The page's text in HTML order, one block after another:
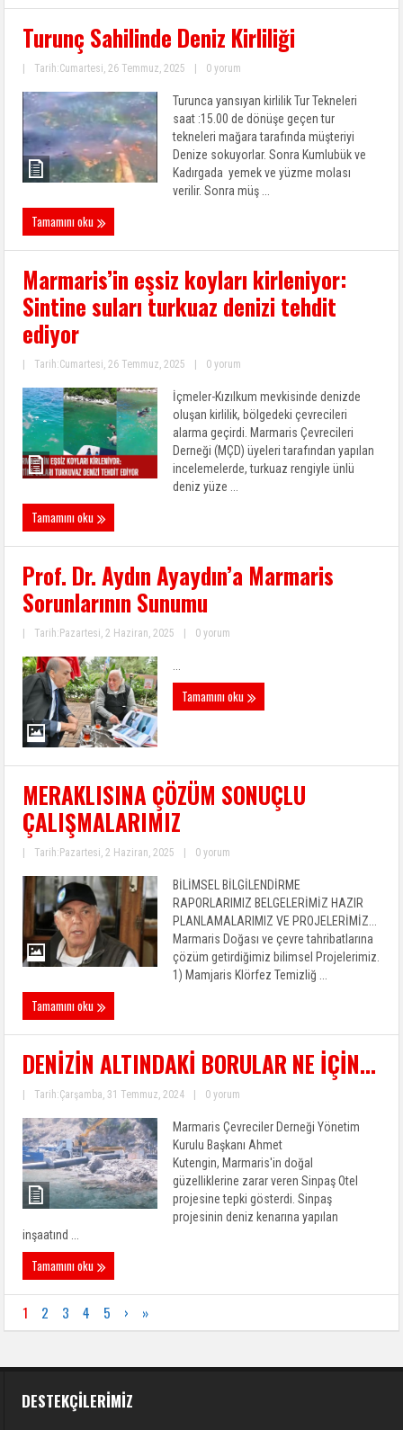
Turunç Sahilinde Deniz Kirliliği
| Tarih:Cumartesi, 26 Temmuz, 2025 | 0 yorum
Turunca yansıyan kirlilik Tur Tekneleri
saat :15.00 de dönüşe geçen tur
tekneleri mağara tarafında müşteriyi
Denize sokuyorlar. Sonra Kumlubük ve
Kadırgada yemek ve yüzme molası
verilir. Sonra müş ...
Tamamını oku
Marmaris’in eşsiz koyları kirleniyor:
Sintine suları turkuaz denizi tehdit
ediyor
| Tarih:Cumartesi, 26 Temmuz, 2025 | 0 yorum
İçmeler-Kızılkum mevkisinde denizde
oluşan kirlilik, bölgedeki çevrecileri
alarma geçirdi. Marmaris Çevrecileri
Derneği (MÇD) üyeleri tarafından yapılan
incelemelerde, turkuaz rengiyle ünlü
deniz yüze ...
Tamamını oku
Prof. Dr. Aydın Ayaydın’a Marmaris
Sorunlarının Sunumu
| Tarih:Pazartesi, 2 Haziran, 2025 | 0 yorum
Tamamını oku
MERAKLISINA ÇÖZÜM SONUÇLU
ÇALIŞMALARIMIZ
| Tarih:Pazartesi, 2 Haziran, 2025 | 0 yorum
BİLİMSEL BİLGİLENDİRME
RAPORLARIMIZ BELGELERİMİZ HAZIR
PLANLAMALARIMIZ VE PROJELERİMİZ...
Marmaris Doğası ve çevre tahribatlarına
çözüm getirdiğimiz bilimsel Projelerimiz.
1) Mamjaris KIörfez Temizliğ ...
Tamamını oku
DENİZİN ALTINDAKİ BORULAR NE İÇİN…
| Tarih:Çarşamba, 31 Temmuz, 2024 | 0 yorum
Marmaris Çevreciler Derneği Yönetim
Kurulu Başkanı Ahmet
Kutengin, Marmaris'in doğal
güzelliklerine zarar veren Sinpaş Otel
projesine tepki gösterdi. Sinpaş
projesinin deniz kenarına yapılan
inşaatınd ...
Tamamını oku
1 2 3 4 5 › »
DESTEKÇILERIMIZ